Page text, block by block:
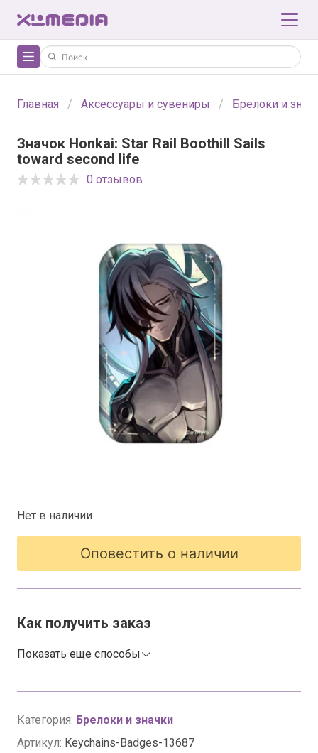
Главная Аксессуары и сувениры Брелоки и
Значок Honkai: Star Rail Boothill Sails
toward second life
0 отзывов
Категория: Брелоки и значки
Артикул: Keychains-Badges-13687
Нет в наличии
Оповестить о наличии
Как получить заказ
Показать еще способы